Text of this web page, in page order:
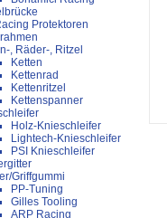
Protektoren
, Räder-, Ritzel
Ketten
Kettenrad
Kettenritzel
Kettenspanner
Holz-Knieschleifer
Lightech-Knieschleifer
PSI Knieschleifer
Griffgummi
PP-Tuning
Gilles Tooling
ARP Racing